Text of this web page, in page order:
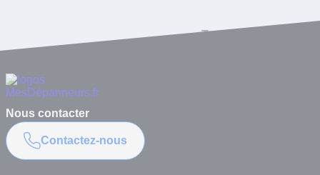
Toutes les questions
Nous contacter
Contactez-nous